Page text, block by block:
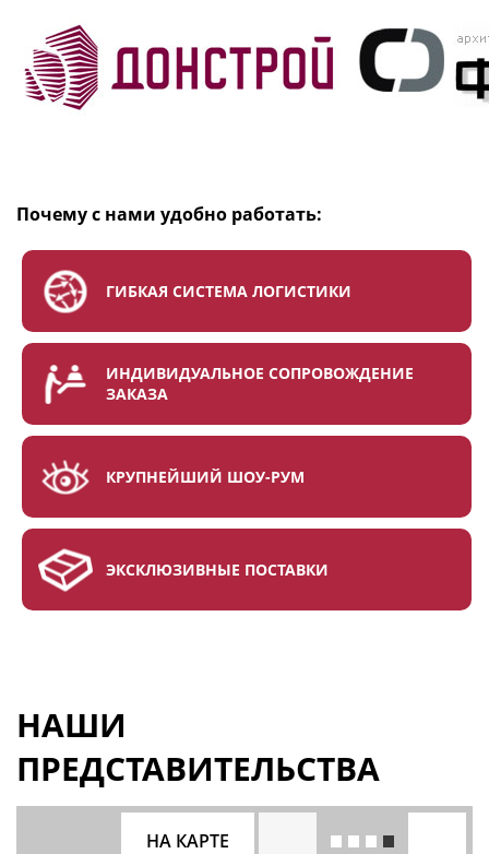
Почему с нами удобно работать:
ГИБКАЯ СИСТЕМА ЛОГИСТИКИ
ИНДИВИДУАЛЬНОЕ СОПРОВОЖДЕНИЕ
ЗАКАЗА
КРУПНЕЙШИЙ ШОУ-РУМ
ЭКСКЛЮЗИВНЫЕ ПОСТАВКИ
НАШИ
ПРЕДСТАВИТЕЛЬСТВА
НА КАРТЕ